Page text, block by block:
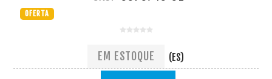
OFERTA
EM ESTOQUE (ES)